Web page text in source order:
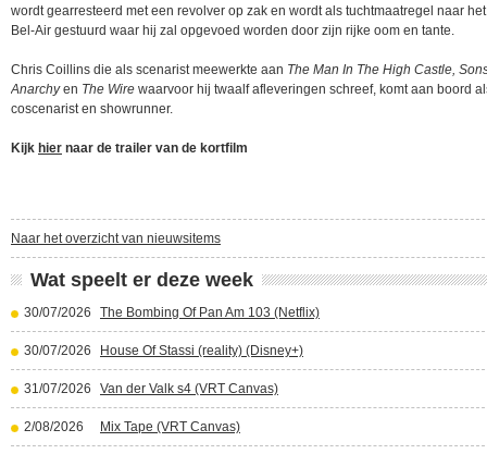
wordt gearresteerd met een revolver op zak en wordt als tuchtmaatregel naar
Bel-Air gestuurd waar hij zal opgevoed worden door zijn rijke oom en tante.
Chris Coillins die als scenarist meewerkte aan The Man In The High Castle,
Anarchyen The Wire waarvoor hij twaalf afleveringen schreef, komt aan boord
coscenarist en showrunner.
Kijk hier naar de trailer van de kortfilm
Naar het overzicht van nieuwsitems
Wat speelt er deze week
30/07/2026 The Bombing Of Pan Am 103 (Netflix)
30/07/2026 House Of Stassi (reality) (Disney+)
31/07/2026 Van der Valk s4 (VRT Canvas)
2/08/2026 Mix Tape (VRT Canvas)